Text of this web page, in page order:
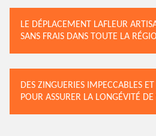
LE DÉPLACEMENT LAFLEUR
SANS FRAIS DANS TOUTE LA
DES ZINGUERIES IMPECCABLES
POUR ASSURER LA LONGÉVITÉ